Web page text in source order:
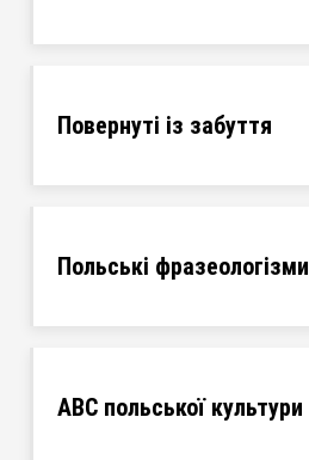
Повернуті із забуття
Польські фразеологізми
ABC польської культури